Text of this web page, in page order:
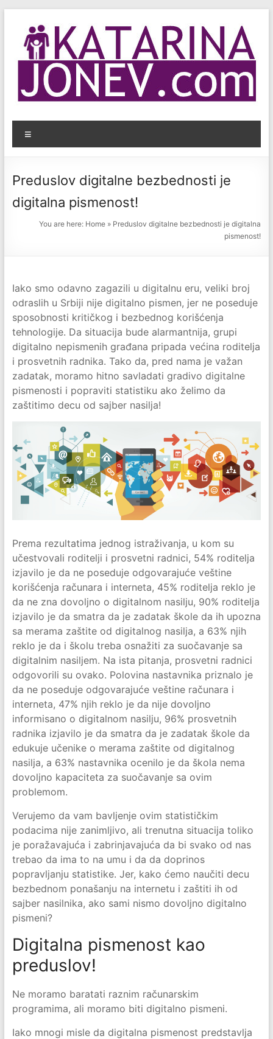
content
KatarinaJonev.com
Bezbednost
na
Preduslov digitalne bezbednosti je
digitalna pismenost!
You are here: Home » Preduslov digitalne bezbednosti je digitalna
pismenost!
Iako smo odavno zagazili u digitalnu eru, veliki broj
odraslih u Srbiji nije digitalno pismen, jer ne poseduje
sposobnosti kritičkog i bezbednog korišćenja
tehnologije. Da situacija bude alarmantnija, grupi
digitalno nepismenih građana pripada većina roditelja
i prosvetnih radnika. Tako da, pred nama je važan
zadatak, moramo hitno savladati gradivo digitalne
pismenosti i popraviti statistiku ako želimo da
zaštitimo decu od sajber nasilja!
Prema rezultatima jednog istraživanja, u kom su
učestvovali roditelji i prosvetni radnici, 54% roditelja
izjavilo je da ne poseduje odgovarajuće veštine
korišćenja računara i interneta, 45% roditelja reklo je
da ne zna dovoljno o digitalnom nasilju, 90% roditelja
izjavilo je da smatra da je zadatak škole da ih upozna
sa merama zaštite od digitalnog nasilja, a 63% njih
reklo je da i školu treba osnažiti za suočavanje sa
digitalnim nasiljem. Na ista pitanja, prosvetni radnici
odgovorili su ovako. Polovina nastavnika priznalo je
da ne poseduje odgovarajuće veštine računara i
interneta, 47% njih reklo je da nije dovoljno
informisano o digitalnom nasilju, 96% prosvetnih
radnika izjavilo je da smatra da je zadatak škole da
edukuje učenike o merama zaštite od digitalnog
nasilja, a 63% nastavnika ocenilo je da škola nema
dovoljno kapaciteta za suočavanje sa ovim
problemom.
Verujemo da vam bavljenje ovim statističkim
podacima nije zanimljivo, ali trenutna situacija toliko
je poražavajuća i zabrinjavajuća da bi svako od nas
trebao da ima to na umu i da da doprinos
popravljanju statistike. Jer, kako ćemo naučiti decu
bezbednom ponašanju na internetu i zaštiti ih od
sajber nasilnika, ako sami nismo dovoljno digitalno
pismeni?
Digitalna pismenost kao
preduslov!
Ne moramo baratati raznim računarskim
programima, ali moramo biti digitalno pismeni.
Iako mnogi misle da digitalna pismenost predstavlja